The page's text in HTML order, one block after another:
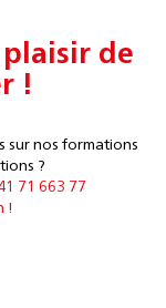
de
!
sur nos formations
?
71 663 77
!